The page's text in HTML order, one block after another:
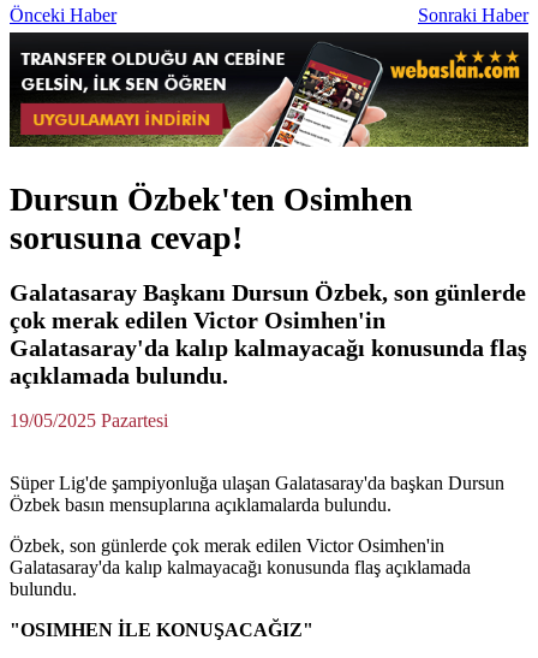
Önceki Haber Sonraki Haber
Dursun Özbek'ten Osimhen
sorusuna cevap!
Galatasaray Başkanı Dursun Özbek, son günlerde
çok merak edilen Victor Osimhen'in
Galatasaray'da kalıp kalmayacağı konusunda flaş
açıklamada bulundu.
19/05/2025 Pazartesi
Süper Lig'de şampiyonluğa ulaşan Galatasaray'da başkan Dursun
Özbek basın mensuplarına açıklamalarda bulundu.
Özbek, son günlerde çok merak edilen Victor Osimhen'in
Galatasaray'da kalıp kalmayacağı konusunda flaş açıklamada
bulundu.
"OSIMHEN İLE KONUŞACAĞIZ"